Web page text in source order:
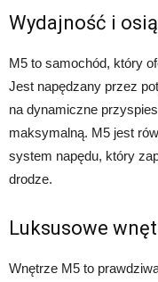
Wydajność i
M5 to samochód, który
Jest napędzany przez
na dynamiczne
maksymalną. M5 jest
system napędu, który
drodze.
Luksusowe
Wnętrze M5 to